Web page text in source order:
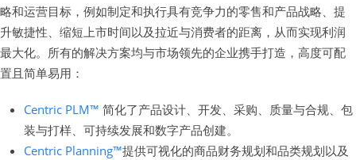
略和运营目标，例如制定和执行具有竞争力的零售和产品战略、提
升敏捷性、缩短上市时间以及拉近与消费者的距离，从而实现利润
最大化。所有的解决方案均与市场领先的企业携手打造，高度可配
置且简单易用：
Centric PLM™ 简化了产品设计、开发、采购、质量与合规、包
装与打样、可持续发展和数字产品创建。
Centric Planning™提供可视化的商品财务规划和品类规划以及